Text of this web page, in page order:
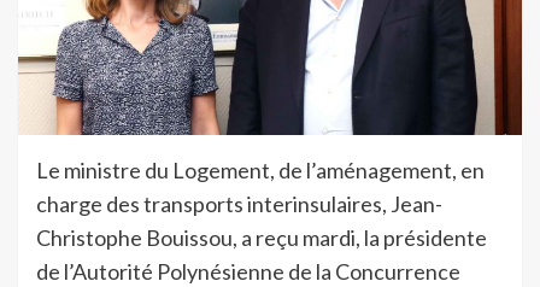
Le ministre du Logement, de l’aménagement, en
charge des transports interinsulaires, Jean-
Christophe Bouissou, a reçu mardi, la présidente
de l’Autorité Polynésienne de la Concurrence